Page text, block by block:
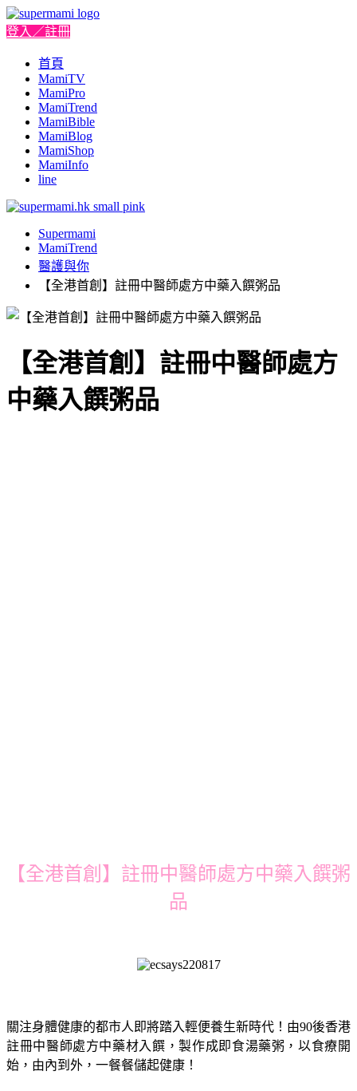
登入／註冊
首頁
MamiTV
MamiPro
MamiTrend
MamiBible
MamiBlog
MamiShop
MamiInfo
line
Supermami
MamiTrend
醫護與你
【全港首創】註冊中醫師處方中藥入饌粥品
【全港首創】註冊中醫師處方
中藥入饌粥品
【全港首創】註冊中醫師處方中藥入饌粥
品
關注身體健康的都市人即將踏入輕便養生新時代！由90後香港
註冊中醫師處方中藥材入饌，製作成即食湯藥粥，以食療開
始，由內到外，一餐餐儲起健康！